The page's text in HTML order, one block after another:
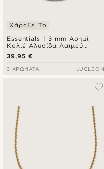
Essentials | 3 mm Ασημί
Κολιέ Αλυσίδα Λαιμού
Curved Box Chain
Χάραξέ Το
39,95 €
3 ΧΡΏΜΑΤΑ LUCLEON